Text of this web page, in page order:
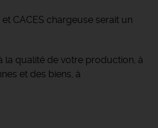
CACES chargeuse serait un
la qualité de votre production, à
et des biens, à